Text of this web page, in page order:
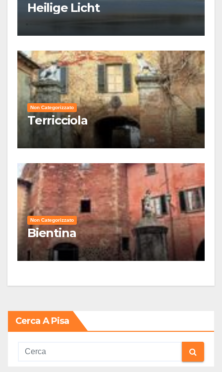
Heilige Licht
Non Categorizzato
Terricciola
Non Categorizzato
Bientina
Cerca A Pisa